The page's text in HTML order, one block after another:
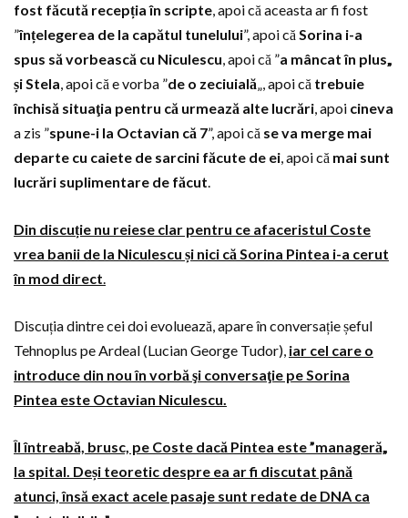
fost făcută recepția în scripte, apoi că aceasta ar fi fost
”înțelegerea de la capătul tunelului”, apoi că Sorina i-a
spus să vorbească cu Niculescu, apoi că ”a mâncat în plus„
și Stela, apoi că e vorba ”de o zeciuială„, apoi că trebuie
închisă situaţia pentru că urmează alte lucrări, apoi cineva
a zis ”spune-i la Octavian că 7”, apoi că se va merge mai
departe cu caiete de sarcini făcute de ei, apoi că mai sunt
lucrări suplimentare de făcut.
Din discuție nu reiese clar pentru ce afaceristul Coste
vrea banii de la Niculescu și nici că Sorina Pintea i-a cerut
în mod direct.
Discuția dintre cei doi evoluează, apare în conversație șeful
Tehnoplus pe Ardeal (Lucian George Tudor), iar cel care o
introduce din nou în vorbă şi conversaţie pe Sorina
Pintea este Octavian Niculescu.
Îl întreabă, brusc, pe Coste dacă Pintea este ”manageră„
la spital. Deși teoretic despre ea ar fi discutat până
atunci, însă exact acele pasaje sunt redate de DNA ca